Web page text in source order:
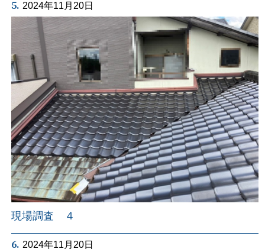
5. 2024年11月20日
現場調査 ４
6. 2024年11月20日